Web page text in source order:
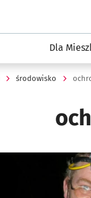
Dla
środowisko